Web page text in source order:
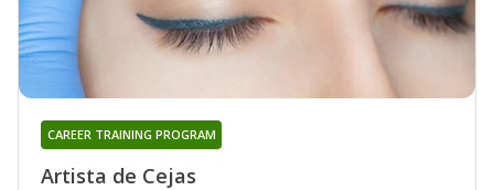
Artista de Cejas
CAREER TRAINING PROGRAM